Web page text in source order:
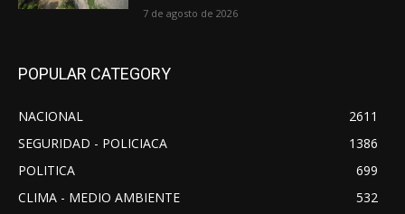
7 de agosto de 2026
POPULAR CATEGORY
NACIONAL
2611
SEGURIDAD - POLICIACA
1386
POLITICA
699
CLIMA - MEDIO AMBIENTE
532